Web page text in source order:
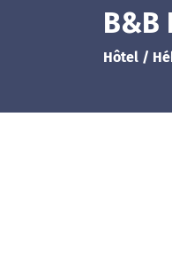
B&B
Hôtel /